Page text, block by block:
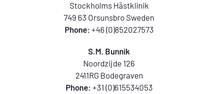
Stockholms Hästklinik
749 63 Orsunsbro Sweden
Phone: +46 (0)852027573
S.M. Bunnik
Noordzijde 126
2411RG Bodegraven
Phone: +31 (0)615534053